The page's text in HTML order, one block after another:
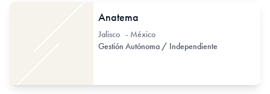
Anatema
Jalisco - México
Gestión Autónoma / Independiente